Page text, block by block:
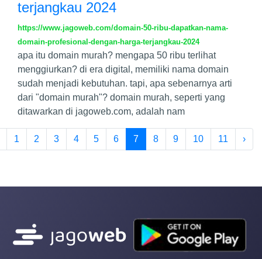
terjangkau 2024
https://www.jagoweb.com/domain-50-ribu-dapatkan-nama-
domain-profesional-dengan-harga-terjangkau-2024
apa itu domain murah? mengapa 50 ribu terlihat
menggiurkan? di era digital, memiliki nama domain
sudah menjadi kebutuhan. tapi, apa sebenarnya arti
dari "domain murah"? domain murah, seperti yang
ditawarkan di jagoweb.com, adalah nam
1 2 3 4 5 6 7 8 9 10 11 ›